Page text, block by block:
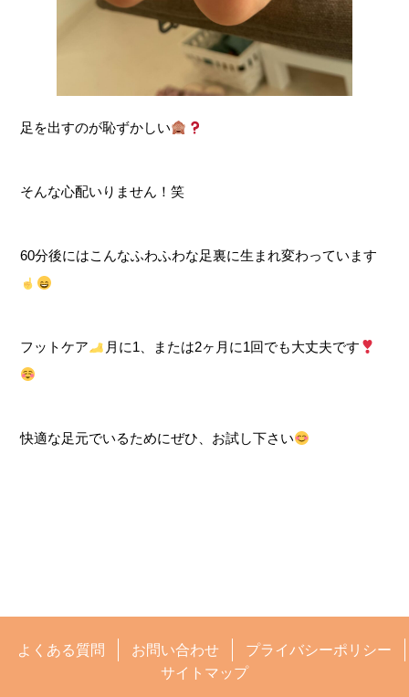
足を出すのが恥ずかしい
そんな心配いりません！笑
60分後にはこんなふわふわな足裏に生まれ変わっています
フットケア 月に1、または2ヶ月に1回でも大丈夫です
快適な足元でいるためにぜひ、お試し下さい
よくある質問 お問い合わせ
プライバシーポリシー
サイトマップ